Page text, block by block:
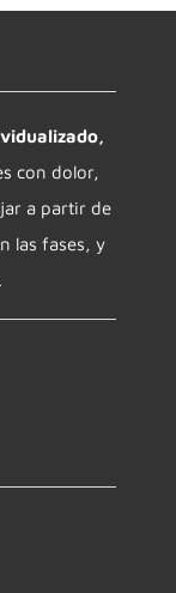
con dolor,
a partir de
las fases, y